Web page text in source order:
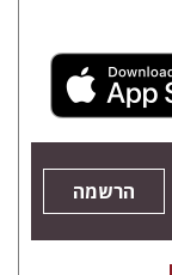
הרשמה